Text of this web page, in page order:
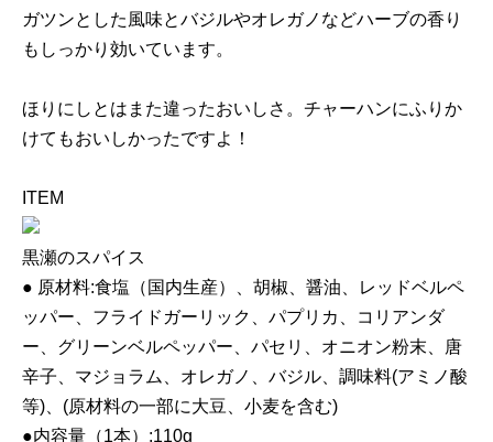
ガツンとした風味とバジルやオレガノなどハーブの香り
もしっかり効いています。
ほりにしとはまた違ったおいしさ。チャーハンにふりか
けてもおいしかったですよ！
ITEM
黒瀬のスパイス
● 原材料:食塩（国内生産）、胡椒、醤油、レッドベルペ
ッパー、フライドガーリック、パプリカ、コリアンダ
ー、グリーンベルペッパー、パセリ、オニオン粉末、唐
辛子、マジョラム、オレガノ、バジル、調味料(アミノ酸
等)、(原材料の一部に大豆、小麦を含む)
●内容量（1本）:110g